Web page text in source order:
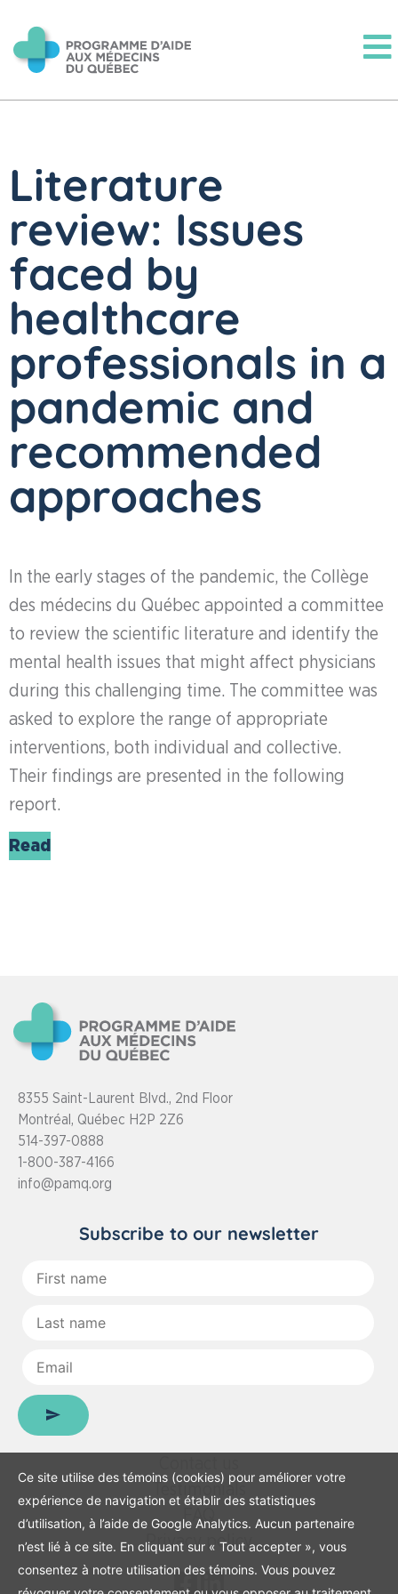
Literature
review: Issues
faced by
healthcare
professionals in a
pandemic and
recommended
approaches
In the early stages of the pandemic, the Collège
des médecins du Québec appointed a committee
to review the scientific literature and identify the
mental health issues that might affect physicians
during this challenging time. The committee was
asked to explore the range of appropriate
interventions, both individual and collective.
Their findings are presented in the following
report.
Read
8355 Saint-Laurent Blvd., 2nd Floor
Montréal, Québec H2P 2Z6
514-397-0888
1-800-387-4166
info@pamq.org
Subscribe to our newsletter
name
name
Testimonials
FAQ
Privacy policy
Ce site utilise des témoins (cookies) pour améliorer votre
expérience de navigation et établir des statistiques
d’utilisation, à l’aide de Google Analytics. Aucun partenaire
n’est lié à ce site. En cliquant sur « Tout accepter », vous
consentez à notre utilisation des témoins. Vous pouvez